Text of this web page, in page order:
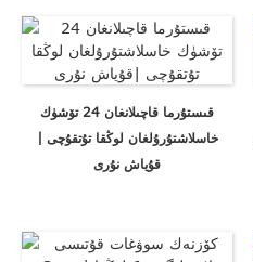
قىستۇرما قاچىلانغان 24 تۆشۈك
خاسلاشتۇرۇلغان لوڭقا تۇتقۇچى |
قۇياش نۇرى